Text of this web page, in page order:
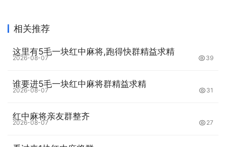
在麻将游戏中，局面的变化是非常快速的，一张牌的选择错
漏，就可能扭转整个局面。因此，在打牌的时候，需要时刻
紧握局势，做出正确的决策。有时候，你需要主动出牌来稳
住局面，比如选择一张比较平稳的牌打出，避免打出一张打
穿可能会让整个局面大重构。同时,要加强和队友之间的沟
相关推荐
这里有5毛一块红中麻将,跑得快群精益求精
2026-08-07 39
谁要进5毛一块红中麻将群精益求精
2026-08-07 31
红中麻将亲友群整齐
2026-08-07 27